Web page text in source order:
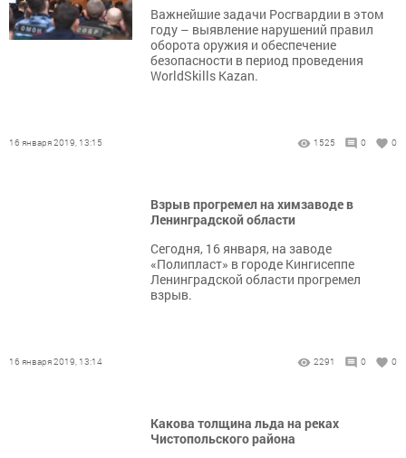
Важнейшие задачи Росгвардии в этом
году – выявление нарушений правил
оборота оружия и обеспечение
безопасности в период проведения
WorldSkills Kazan.
16 января 2019, 13:15 1525 0 0
Взрыв прогремел на химзаводе в
Ленинградской области
Сегодня, 16 января, на заводе
«Полипласт» в городе Кингисеппе
Ленинградской области прогремел
взрыв.
16 января 2019, 13:14 2291 0 0
Какова толщина льда на реках
Чистопольского района